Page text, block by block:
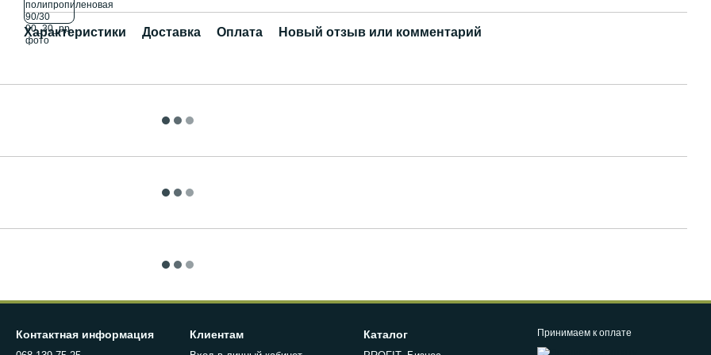
Характеристики Доставка Оплата Новый отзыв или комментарий
Контактная информация Клиентам Каталог Принимаем к оплате